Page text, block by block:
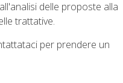
delle proposte alla
trattative.
per prendere un